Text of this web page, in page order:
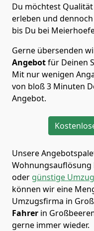
Du möchtest
erleben und dennoch
bis Du bei
Gerne übersenden
Angebotfür Deinen
Mit nur wenigen
von bloß 3 Minuten
Angebot.
Unsere
Wohnungsauflösung
oder günstige
können wir eine
Umzugsfirma in
Fahrer in
gerne immer wieder.